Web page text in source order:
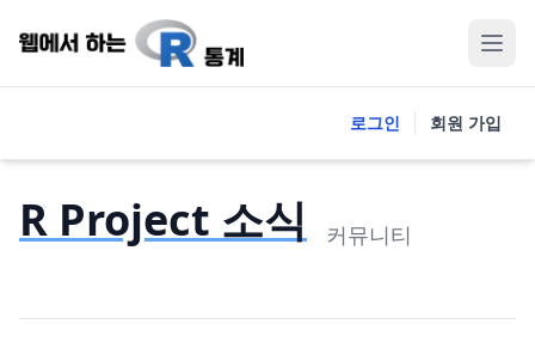
로그인 회원 가입
R Project 소식 커뮤니티